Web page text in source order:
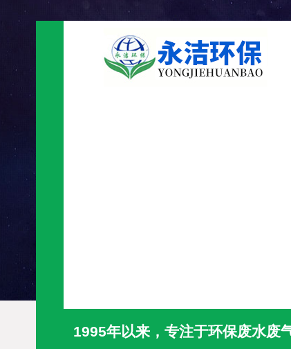
1995年以来，专注于环保废水废